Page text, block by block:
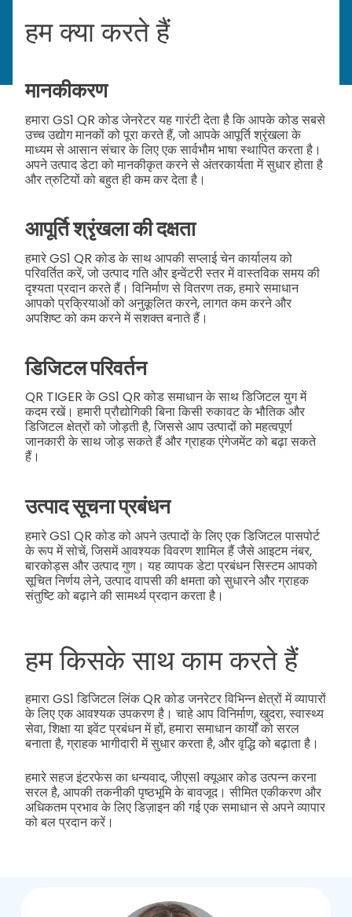
हम क्या करते हैं
मानकीकरण
हमारा GS1 QR कोड जेनरेटर यह गारंटी देता है कि आपके कोड सबसे
उच्च उद्योग मानकों को पूरा करते हैं, जो आपके आपूर्ति श्रृंखला के
माध्यम से आसान संचार के लिए एक सार्वभौम भाषा स्थापित करता है।
अपने उत्पाद डेटा को मानकीकृत करने से अंतरकार्यता में सुधार होता है
और त्रुटियों को बहुत ही कम कर देता है।
आपूर्ति श्रृंखला की दक्षता
हमारे GS1 QR कोड के साथ आपकी सप्लाई चेन कार्यालय को
परिवर्तित करें, जो उत्पाद गति और इन्वेंटरी स्तर में वास्तविक समय की
दृश्यता प्रदान करते हैं। विनिर्माण से वितरण तक, हमारे समाधान
आपको प्रक्रियाओं को अनुकूलित करने, लागत कम करने और
अपशिष्ट को कम करने में सशक्त बनाते हैं।
डिजिटल परिवर्तन
QR TIGER के GS1 QR कोड समाधान के साथ डिजिटल युग में
कदम रखें। हमारी प्रौद्योगिकी बिना किसी रुकावट के भौतिक और
डिजिटल क्षेत्रों को जोड़ती है, जिससे आप उत्पादों को महत्वपूर्ण
जानकारी के साथ जोड़ सकते हैं और ग्राहक एंगेजमेंट को बढ़ा सकते
हैं।
उत्पाद सूचना प्रबंधन
हमारे GS1 QR कोड को अपने उत्पादों के लिए एक डिजिटल पासपोर्ट
के रूप में सोचें, जिसमें आवश्यक विवरण शामिल हैं जैसे आइटम नंबर,
बारकोड्स और उत्पाद गुण। यह व्यापक डेटा प्रबंधन सिस्टम आपको
सूचित निर्णय लेने, उत्पाद वापसी की क्षमता को सुधारने और ग्राहक
संतुष्टि को बढ़ाने की सामर्थ्य प्रदान करता है।
हम किसके साथ काम करते हैं
हमारा GS1 डिजिटल लिंक QR कोड जनरेटर विभिन्न क्षेत्रों में व्यापारों
के लिए एक आवश्यक उपकरण है। चाहे आप विनिर्माण, खुदरा, स्वास्थ्य
सेवा, शिक्षा या इवेंट प्रबंधन में हों, हमारा समाधान कार्यों को सरल
बनाता है, ग्राहक भागीदारी में सुधार करता है, और वृद्धि को बढ़ाता है।
हमारे सहज इंटरफेस का धन्यवाद, जीएस1 क्यूआर कोड उत्पन्न करना
सरल है, आपकी तकनीकी पृष्ठभूमि के बावजूद। सीमित एकीकरण और
अधिकतम प्रभाव के लिए डिज़ाइन की गई एक समाधान से अपने व्यापार
को बल प्रदान करें।